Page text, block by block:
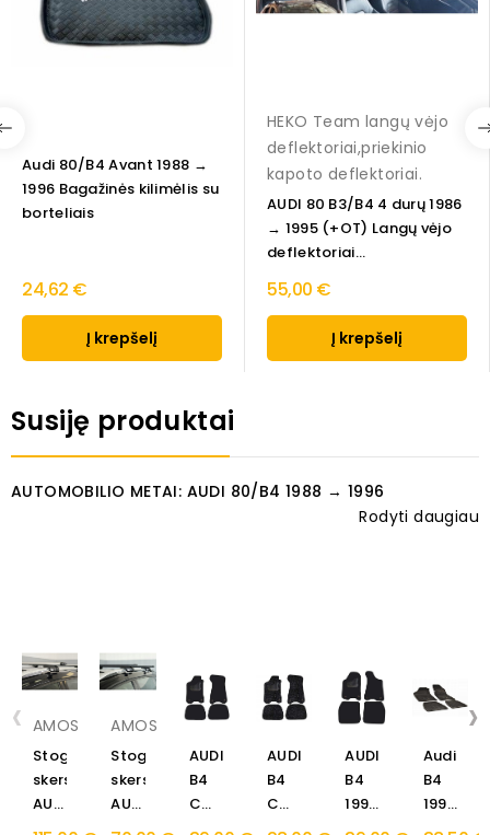
Audi 80/B4 Avant 1988 →
1996 Bagažinės kilimėlis su
borteliais
24,62 €
Į krepšelį
HEKO Team langų vėjo
deflektoriai,priekinio
kapoto deflektoriai.
AUDI 80 B3/B4 4 durų 1986
→ 1995 (+OT) Langų vėjo
deflektoriai...
55,00 €
Į krepšelį
Susiję produktai
AUTOMOBILIO METAI: AUDI 80/B4 1988 → 1996
Rodyti daugiau
AMOS
Stogo
skersiniai
AUDI
80
AMOS
Stogo
skersiniai
AUDI
80
AUDI
B4
COUPE
1991
AUDI
B4
COUPE
1991
AUDI
B4
1991
→
Audi
B4
1991
→
‹ ›